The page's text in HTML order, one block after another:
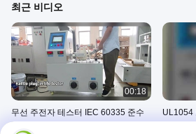
최근 비디오
00:18
무선 주전자 테스터 IEC 60335 준수
UL1054